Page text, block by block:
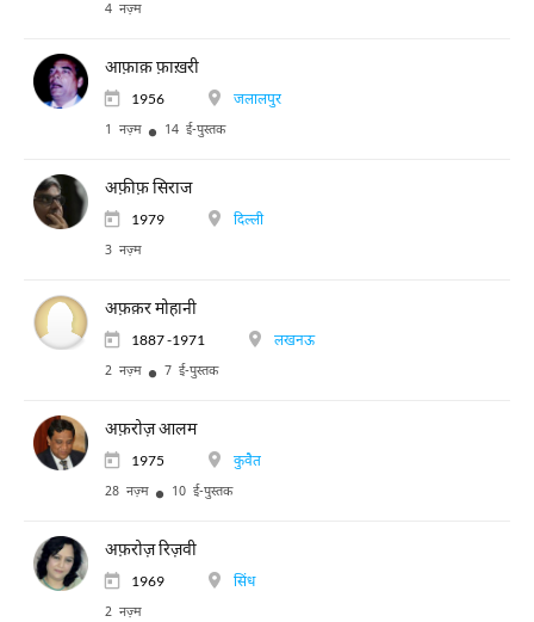
4 नज़्म
आफ़ाक़ फ़ाख़री
1956 जलालपुर
1 नज़्म 14 ई-पुस्तक
अफ़ीफ़ सिराज
1979 दिल्ली
3 नज़्म
अफ़क़र मोहानी
1887 -1971 लखनऊ
2 नज़्म 7 ई-पुस्तक
अफ़रोज़ आलम
1975 कुवैत
28 नज़्म 10 ई-पुस्तक
अफ़रोज़ रिज़वी
1969 सिंध
2 नज़्म